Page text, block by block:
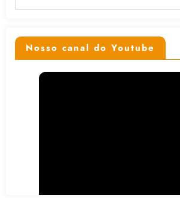
Nosso canal do Youtube